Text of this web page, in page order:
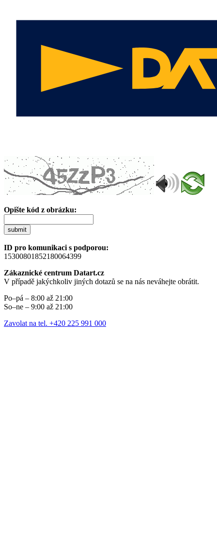
Opište kód z obrázku:
submit
ID pro komunikaci s podporou:
15300801852180064399
Zákaznické centrum Datart.cz
V případě jakýchkoliv jiných dotazů se na nás neváhejte obrátit.
Po–pá – 8:00 až 21:00
So–ne – 9:00 až 21:00
Zavolat na tel. +420 225 991 000